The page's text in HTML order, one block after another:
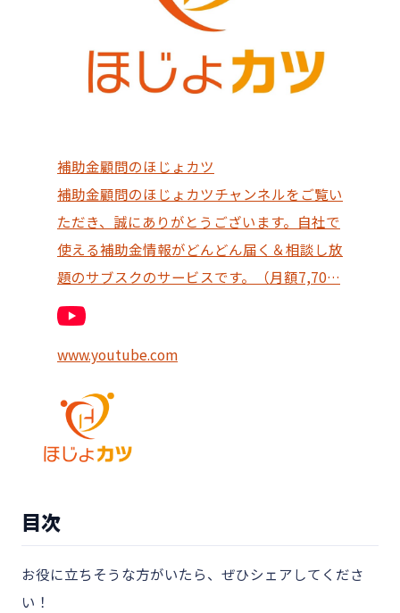
補助金顧問のほじょカツ
補助金顧問のほじょカツチャンネルをご覧い
ただき、誠にありがとうございます。自社で
使える補助金情報がどんどん届く＆相談し放
題のサブスクのサービスです。（月額7,70…
www.youtube.com
目次
お役に立ちそうな方がいたら、ぜひシェアしてくださ
い！